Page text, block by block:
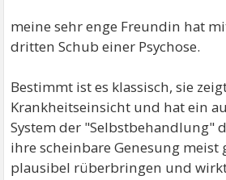
meine sehr enge Freundin hat
dritten Schub einer Psychose.
Bestimmt ist es klassisch, sie
Krankheitseinsicht und hat ein
System der "Selbstbehandlung"
ihre scheinbare Genesung meist
plausibel rüberbringen und